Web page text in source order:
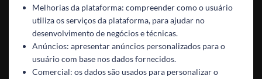
Melhorias da plataforma: compreender como o usuário
utiliza os serviços da plataforma, para ajudar no
desenvolvimento de negócios e técnicas.
Anúncios: apresentar anúncios personalizados para o
usuário com base nos dados fornecidos.
Comercial: os dados são usados para personalizar o